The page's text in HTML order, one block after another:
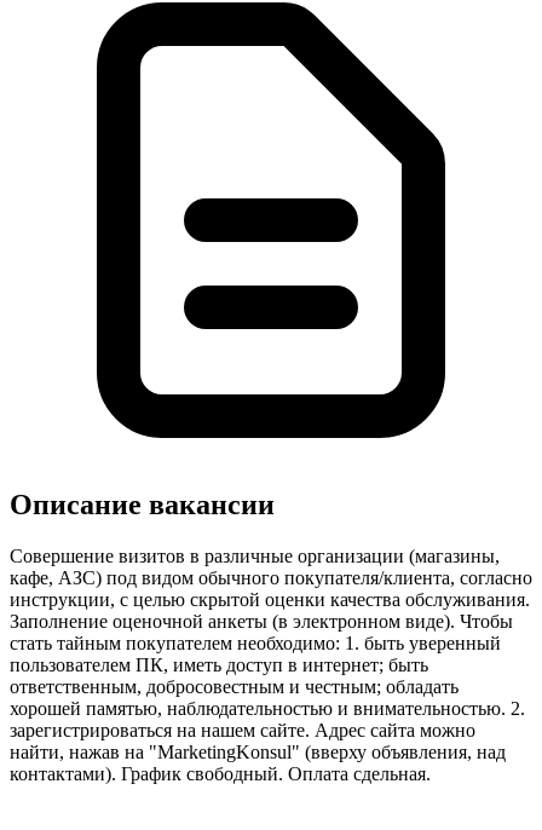
Описание вакансии
Совершение визитов в различные организации (магазины,
кафе, АЗС) под видом обычного покупателя/клиента, согласно
инструкции, с целью скрытой оценки качества обслуживания.
Заполнение оценочной анкеты (в электронном виде). Чтобы
стать тайным покупателем необходимо: 1. быть уверенный
пользователем ПК, иметь доступ в интернет; быть
ответственным, добросовестным и честным; обладать
хорошей памятью, наблюдательностью и внимательностью. 2.
зарегистрироваться на нашем сайте. Адрес сайта можно
найти, нажав на "MarketingKonsul" (вверху объявления, над
контактами). График свободный. Оплата сдельная.